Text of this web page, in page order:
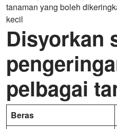
tanaman yang boleh
kecil
Disyorkan
pelbagai
Beras